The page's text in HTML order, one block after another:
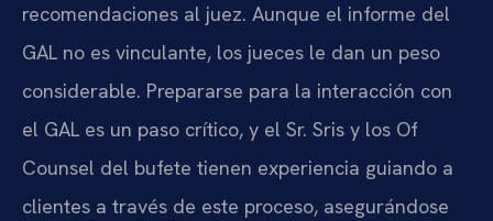
recomendaciones al juez. Aunque el informe del
GAL no es vinculante, los jueces le dan un peso
considerable. Prepararse para la interacción con
el GAL es un paso crítico, y el Sr. Sris y los Of
Counsel del bufete tienen experiencia guiando a
clientes a través de este proceso, asegurándose